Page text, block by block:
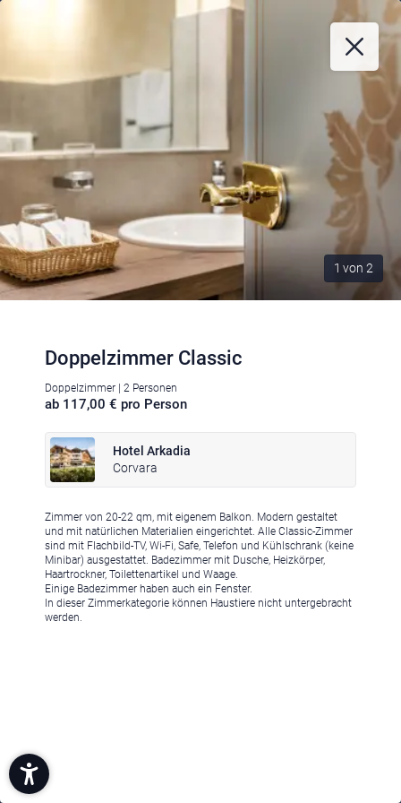
1 von 2
Doppelzimmer Classic
Doppelzimmer | 2 Personen
ab 117,00 € pro Person
Hotel Arkadia
Corvara
Zimmer von 20-22 qm, mit eigenem Balkon. Modern gestaltet
und mit natürlichen Materialien eingerichtet. Alle Classic-Zimmer
sind mit Flachbild-TV, Wi-Fi, Safe, Telefon und Kühlschrank (keine
Minibar) ausgestattet. Badezimmer mit Dusche, Heizkörper,
Haartrockner, Toilettenartikel und Waage.
Einige Badezimmer haben auch ein Fenster.
In dieser Zimmerkategorie können Haustiere nicht untergebracht
werden.